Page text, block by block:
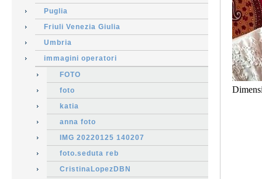
Puglia
Friuli Venezia Giulia
Umbria
immagini operatori
FOTO
foto
katia
anna foto
IMG 20220125 140207
foto.seduta reb
CristinaLopezDBN